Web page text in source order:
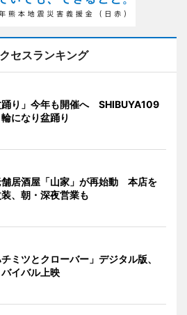
セスランキング
踊り」今年も開催へ SHIBUYA109
になり盆踊り
舗居酒屋「山家」が再始動 本店を
、朝・深夜営業も
ミツとクローバー」デジタル版、
イバル上映